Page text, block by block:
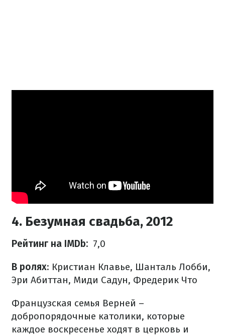
4. Безумная свадьба, 2012
Рейтинг на IMDb: 7,0
В ролях: Кристиан Клавье, Шанталь Лобби,
Эри Абиттан, Миди Садун, Фредерик Что
Французская семья Верней –
добропорядочные католики, которые
каждое воскресенье ходят в церковь и